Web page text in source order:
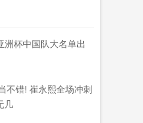
洲杯中国队大名单出
不错! 崔永熙全场冲刺
几